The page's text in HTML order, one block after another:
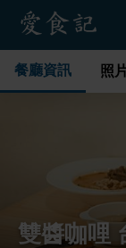
餐廳資訊 照
雙醬咖哩